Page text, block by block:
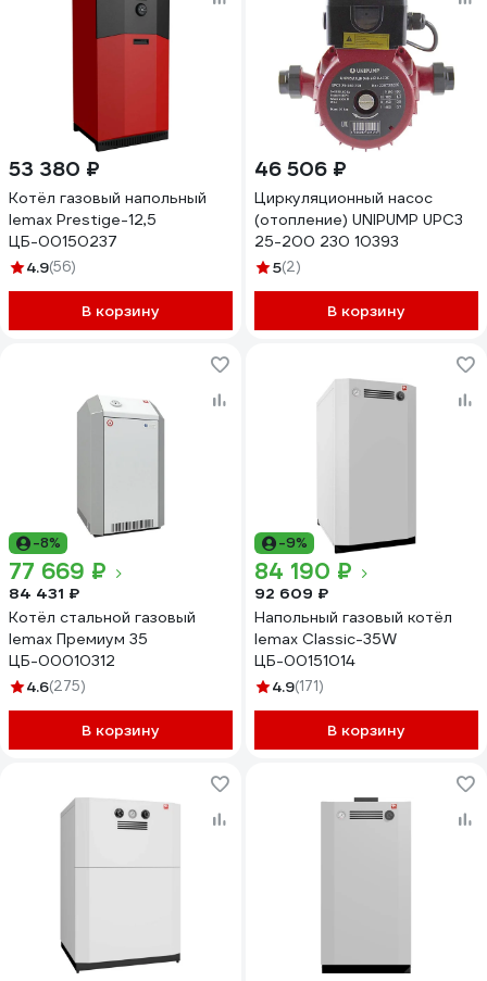
53 380 ₽
Котёл газовый напольный
lemax Prestige-12,5
ЦБ-00150237
4.9(56)
В корзину
46 506 ₽
Циркуляционный насос
(отопление) UNIPUMP UPC3
25-200 230 10393
5(2)
В корзину
-8%
77 669 ₽
84 431 ₽
Котёл стальной газовый
lemax Премиум 35
ЦБ-00010312
4.6(275)
В корзину
-9%
84 190 ₽
92 609 ₽
Напольный газовый котёл
lemax Classic-35W
ЦБ-00151014
4.9(171)
В корзину